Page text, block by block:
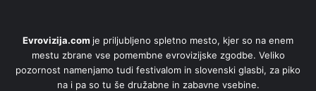
Evrovizija.com je priljubljeno spletno mesto, kjer so na enem
mestu zbrane vse pomembne evrovizijske zgodbe. Veliko
pozornost namenjamo tudi festivalom in slovenski glasbi, za piko
na i pa so tu še družabne in zabavne vsebine.